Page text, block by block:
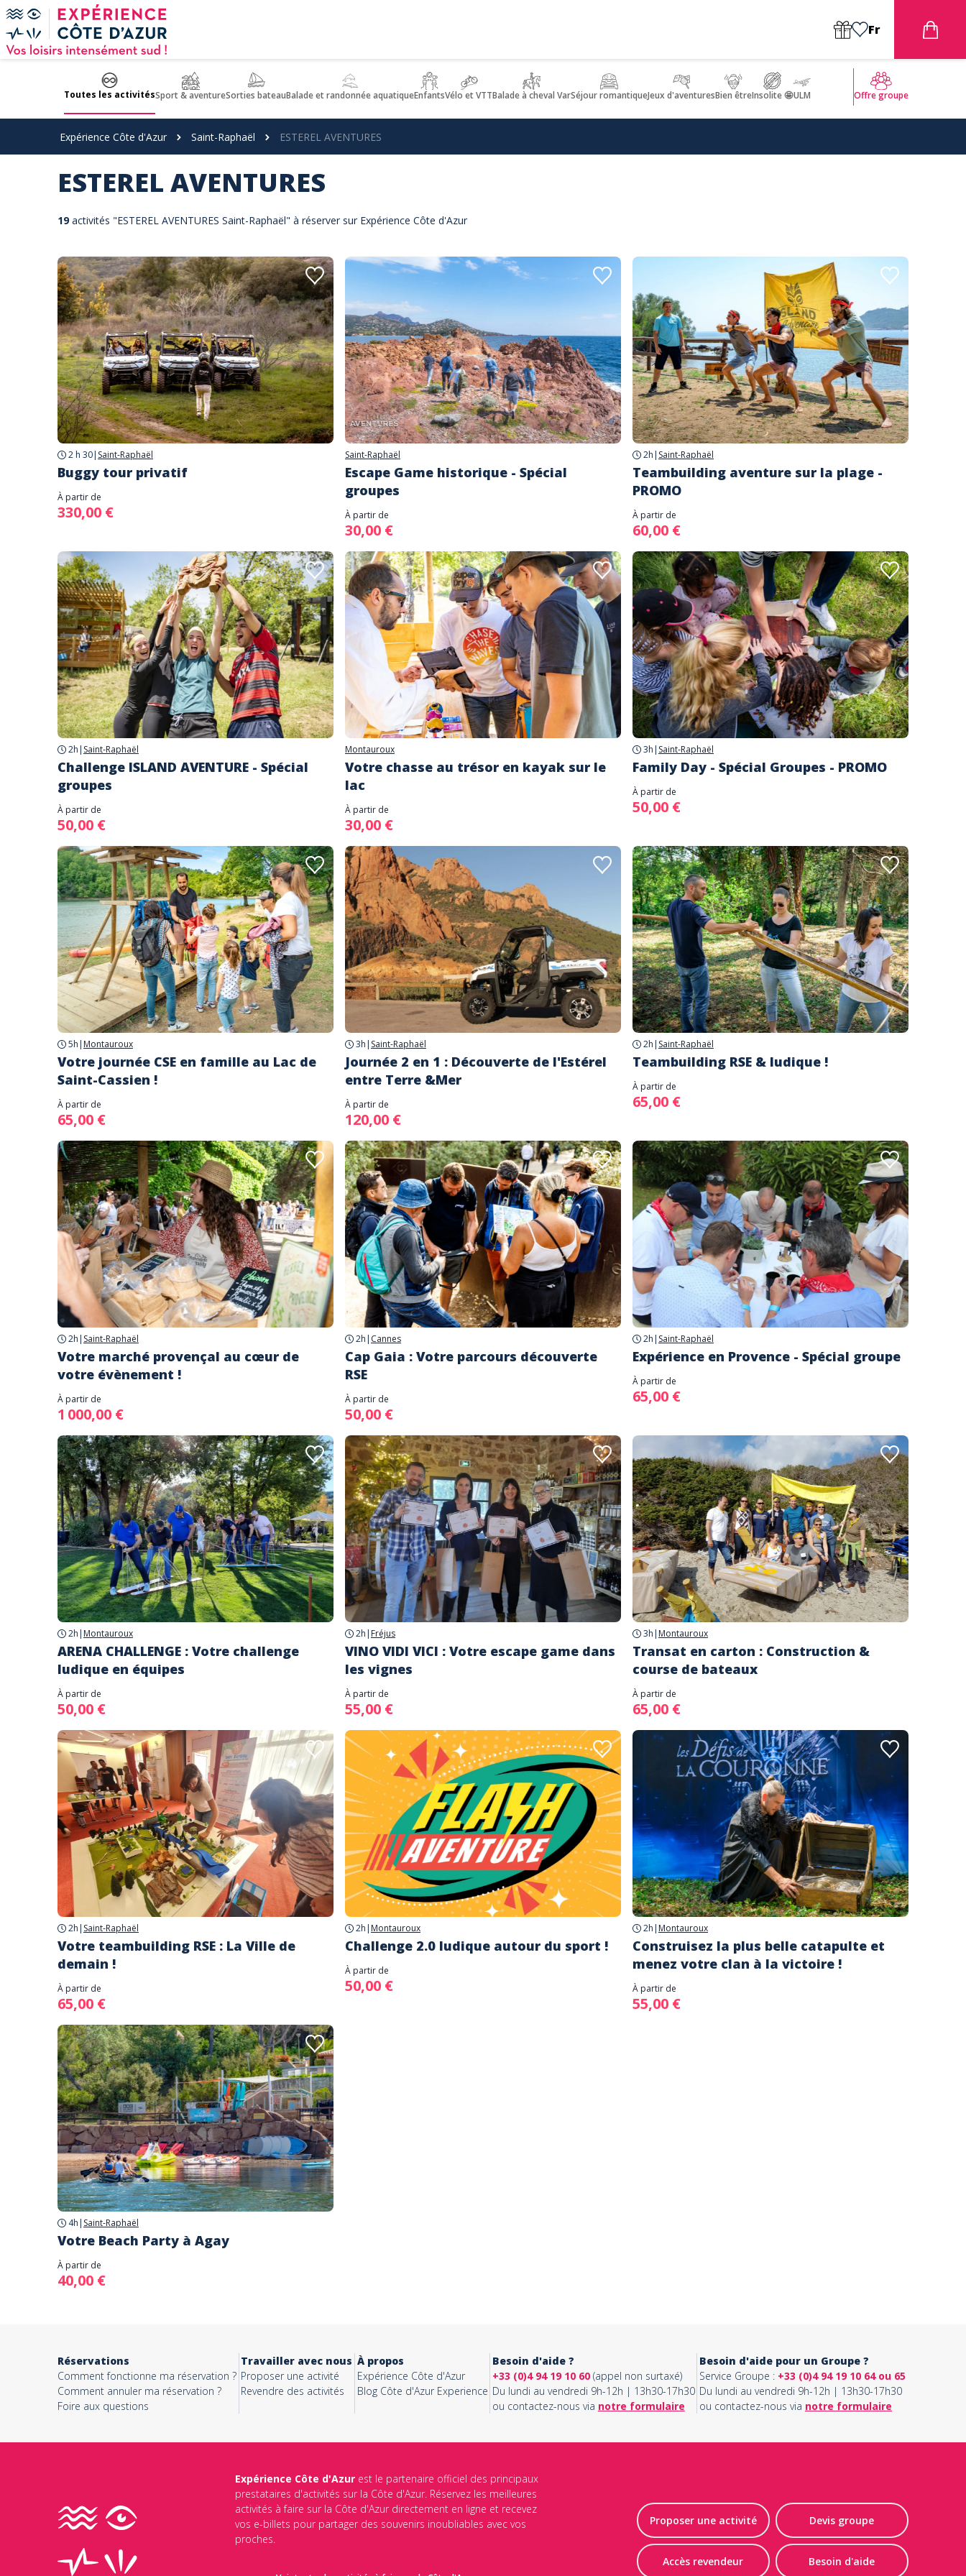
Panneau de gestion des cookies
Fr
Toutes les activitésSport & aventureSorties bateauBalade et randonnée aquatiqueEnfantsVélo et VTTBalade à cheval VarSéjour romantiqueJeux d'aventuresBien êtreInsolite 🤩ULM Offre groupe
Expérience Côte d'Azur Saint-Raphaël ESTEREL AVENTURES
ESTEREL AVENTURES
19activités "ESTEREL AVENTURES Saint-Raphaël" à réserver sur Expérience Côte d'Azur
2 h 30| Saint-Raphaël
Buggy tour privatif
À partir de
330,00 €
Saint-Raphaël
Escape Game historique - Spécial
groupes
À partir de
30,00 €
2h | Saint-Raphaël
Teambuilding aventure sur la plage -
PROMO
À partir de
60,00 €
2h | Saint-Raphaël
Challenge ISLAND AVENTURE - Spécial
groupes
À partir de
50,00 €
Montauroux
Votre chasse au trésor en kayak sur le
lac
À partir de
30,00 €
3h | Saint-Raphaël
Family Day - Spécial Groupes - PROMO
À partir de
50,00 €
5h | Montauroux
Votre journée CSE en famille au Lac de
Saint-Cassien !
À partir de
65,00 €
3h | Saint-Raphaël
Journée 2 en 1 : Découverte de l'Estérel
entre Terre &Mer
À partir de
120,00 €
2h | Saint-Raphaël
Teambuilding RSE & ludique !
À partir de
65,00 €
2h | Saint-Raphaël
Votre marché provençal au cœur de
votre évènement !
À partir de
1 000,00 €
2h | Cannes
Cap Gaia : Votre parcours découverte
RSE
À partir de
50,00 €
2h | Saint-Raphaël
Expérience en Provence - Spécial groupe
À partir de
65,00 €
2h | Montauroux
ARENA CHALLENGE : Votre challenge
ludique en équipes
À partir de
50,00 €
2h | Fréjus
VINO VIDI VICI : Votre escape game dans
les vignes
À partir de
55,00 €
3h | Montauroux
Transat en carton : Construction &
course de bateaux
À partir de
65,00 €
2h | Saint-Raphaël
Votre teambuilding RSE : La Ville de
demain !
À partir de
65,00 €
2h | Montauroux
Challenge 2.0 ludique autour du sport !
À partir de
50,00 €
2h | Montauroux
Construisez la plus belle catapulte et
menez votre clan à la victoire !
À partir de
55,00 €
4h | Saint-Raphaël
Votre Beach Party à Agay
À partir de
40,00 €
Réservations
Comment fonctionne ma réservation ?
Comment annuler ma réservation ?
Foire aux questions
Travailler avec nous
Proposer une activité
Revendre des activités
À propos
Expérience Côte d'Azur
Blog Côte d'Azur Experience
Besoin d'aide ?
+33 (0)4 94 19 10 60(appel non surtaxé)
Du lundi au vendredi 9h-12h | 13h30-17h30
ou contactez-nous via notre formulaire
Besoin d'aide pour un Groupe ?
Service Groupe : +33 (0)4 94 19 10 64 ou 65
Du lundi au vendredi 9h-12h | 13h30-17h30
ou contactez-nous via notre formulaire
Expérience Côte d'Azurest le partenaire officiel des principaux
prestataires d'activités sur la Côte d'Azur. Réservez les meilleures
activités à faire sur la Côte d'Azur directement en ligne et recevez
vos e-billets pour partager des souvenirs inoubliables avec vos
proches.
Proposer une activité Devis groupe
Accès revendeur Besoin d'aide